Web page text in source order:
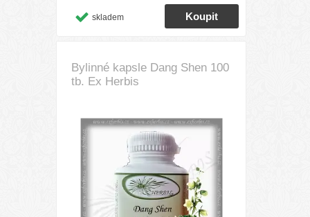
skladem
Bylinné kapsle Dang Shen 100
tb. Ex Herbis